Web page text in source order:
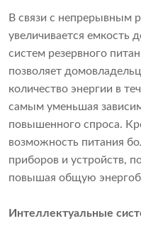
В связи с непрерывным
увеличивается емкость
систем резервного
позволяет
количество энергии в
самым уменьшая
повышенного спроса.
возможность питания
приборов и устройств,
повышая общую
Интеллектуальные